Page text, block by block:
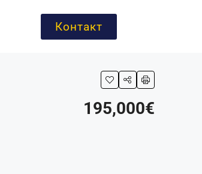
Контакт
195,000€